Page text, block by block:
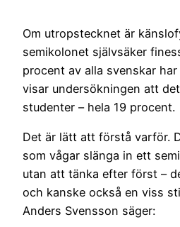
Om utropstecknet är
semikolonet självsäker
procent av alla svenskar
visar undersökningen att
studenter – hela 19 procent.
Det är lätt att förstå varför.
som vågar slänga in ett
utan att tänka efter först –
och kanske också en viss
Anders Svensson säger: